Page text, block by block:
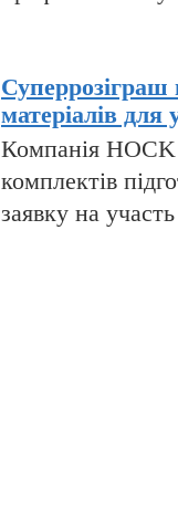
Суперрозіграш
матеріалів для
Компанія
комплектів
заявку на